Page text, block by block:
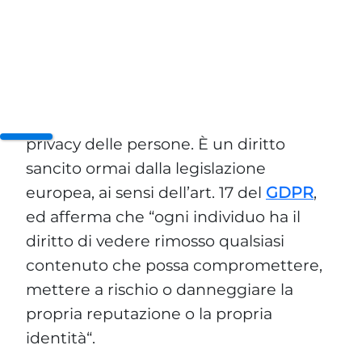
privacy delle persone. È un diritto
sancito ormai dalla legislazione
europea, ai sensi dell’art. 17 del GDPR,
ed afferma che “ogni individuo ha il
diritto di vedere rimosso qualsiasi
contenuto che possa compromettere,
mettere a rischio o danneggiare la
propria reputazione o la propria
identità“.